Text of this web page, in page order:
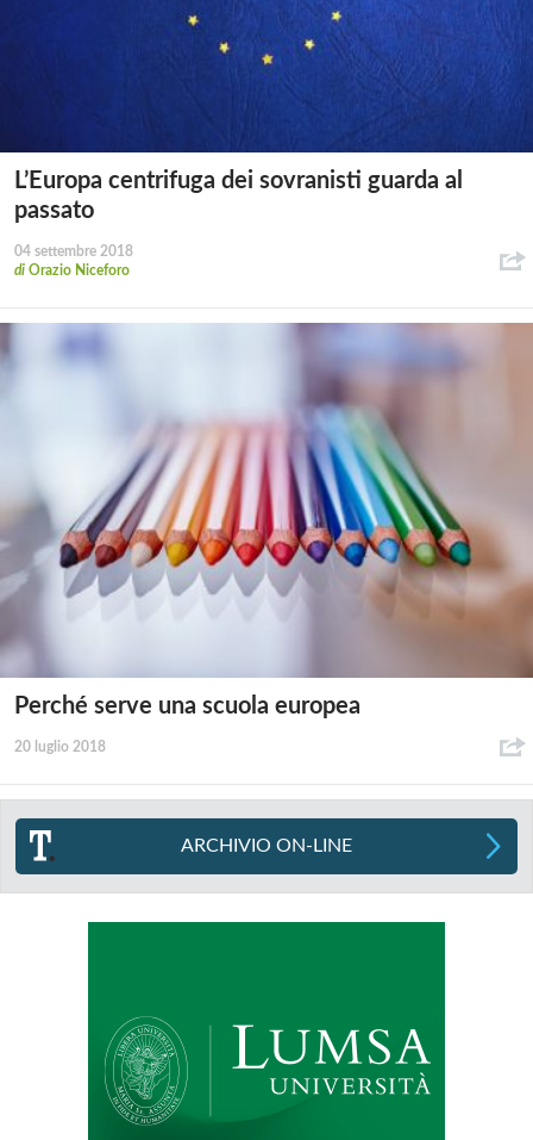
L’Europa centrifuga dei sovranisti guarda al
passato
04 settembre 2018
di Orazio Niceforo
Perché serve una scuola europea
20 luglio 2018
ARCHIVIO ON-LINE